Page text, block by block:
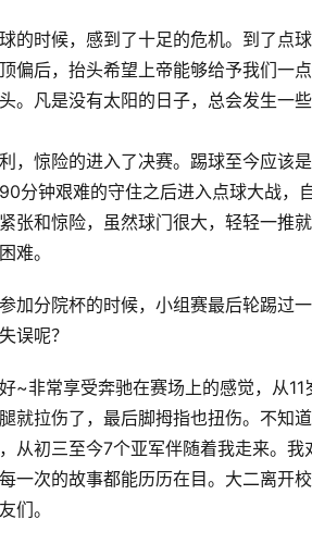
的时候，感到了十足的危机。到了点
偏后，抬头希望上帝能够给予我们一
。凡是没有太阳的日子，总会发生一
，惊险的进入了决赛。踢球至今应该
分钟艰难的守住之后进入点球大战，
张和惊险，虽然球门很大，轻轻一推
难。
加分院杯的时候，小组赛最后轮踢过
误呢？
~非常享受奔驰在赛场上的感觉，从
就拉伤了，最后脚拇指也扭伤。不知
从初三至今7个亚军伴随着我走来。
一次的故事都能历历在目。大二离开
们。